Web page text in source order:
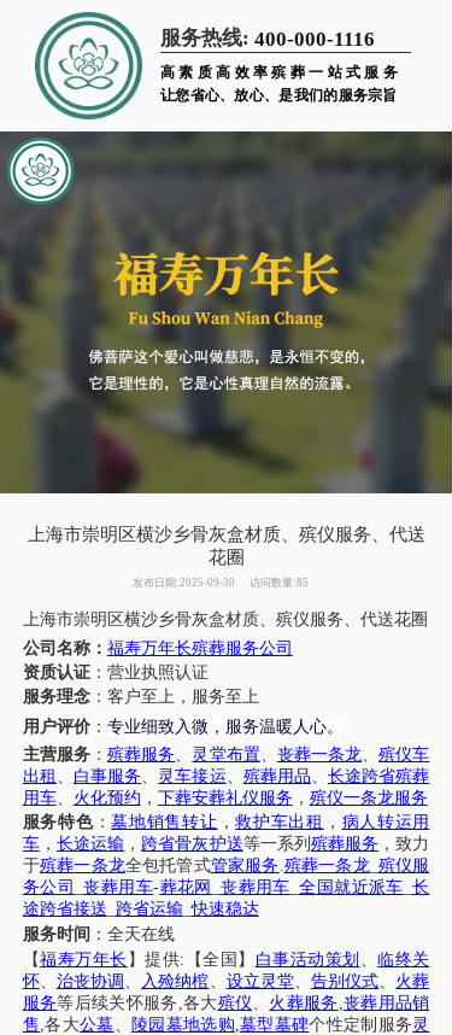
服务热线: 400-000-1116
高素质高效率殡葬一站式服务
让您省心、放心、是我们的服务宗旨
上海市崇明区横沙乡骨灰盒材质、殡仪服务、代送
花圈
发布日期:2025-09-30 访问数量:85
上海市崇明区横沙乡骨灰盒材质、 殡仪服务、 代送花圈
公司名称： 福寿万年长殡葬服务公司
资质认证：营业执照认证
服务理念：客户至上，服务至上
用户评价： 专业细致入微，服务温暖人心。
主营服务 ：殡葬服务、 灵堂布置、 丧葬一条龙、殡仪车
出租 、 白事服务、 灵车接运、 殡葬用品、 长途跨省殡葬
用车、 火化预约 ， 下葬安葬礼仪服务 ， 殡仪一条龙服务
服务特色：墓地销售转让 ，救护车出租 ， 病人转运用
车， 长途运输 ，跨省骨灰护送等一系列 殡葬服务 ，致力
于殡葬一条龙全包托管式管家服务 .殡葬一条龙_ 殡仪服
务公司
_丧葬用车-葬花网 丧葬用车 全国就近派车 长
途跨省接送 跨省运输_快速稳达
服务时间 ：全天在线
【福寿万年长 】提供:【全国】 白事活动策划 、临终关
怀、 治丧协调 、 入殓纳棺、 设立灵堂、 告别仪式、 火葬
服务等后续关怀服务 ,各大殡仪、 火葬服务 ,丧葬用品销
售,各大公墓、 陵园墓地选购,墓型墓碑个性定制服务 灵